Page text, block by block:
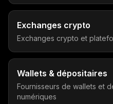
Exchanges crypto
Exchanges crypto et
Wallets & dépositaires
Fournisseurs de wallets et
numériques